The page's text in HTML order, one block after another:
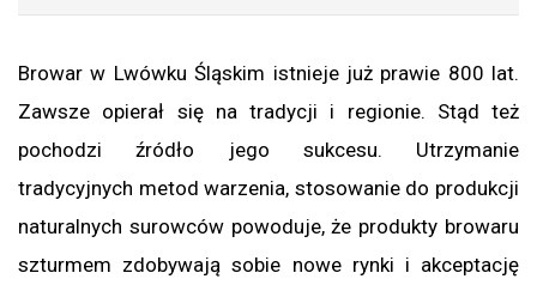
Browar w Lwówku Śląskim istnieje już prawie 800 lat.
Zawsze opierał się na tradycji i regionie. Stąd też
pochodzi źródło jego sukcesu. Utrzymanie
tradycyjnych metod warzenia, stosowanie do produkcji
naturalnych surowców powoduje, że produkty browaru
szturmem zdobywają sobie nowe rynki i akceptację